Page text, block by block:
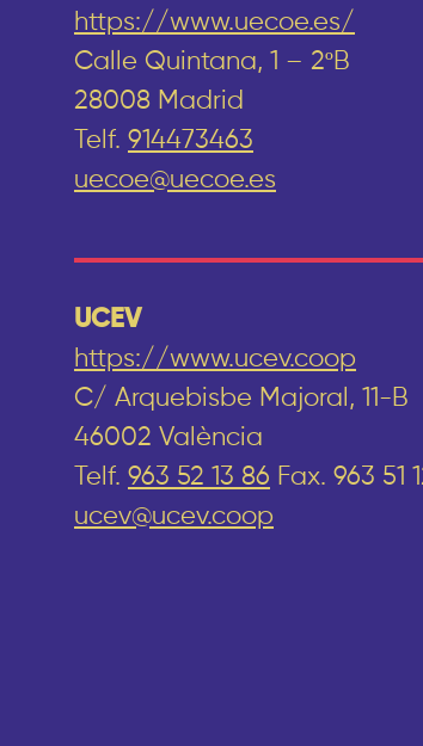
https://www.uecoe.es/
Calle Quintana, 1 – 2ºB
28008 Madrid
Telf. 914473463
uecoe@uecoe.es
UCEV
https://www.ucev.coop
C/ Arquebisbe Majoral, 11-B
46002 València
Telf. 963 52 13 86 Fax. 963 51
ucev@ucev.coop